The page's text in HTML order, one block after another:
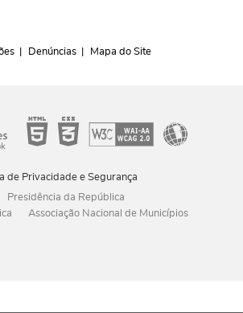
Denúncias Mapa do Site
de Privacidade e Segurança
Presidência da República
Associação Nacional de Municípios